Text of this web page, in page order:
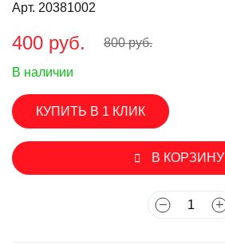
Арт. 20381002
400 руб. 800 руб.
В наличии
КУПИТЬ В 1 КЛИК
В КОРЗИНУ